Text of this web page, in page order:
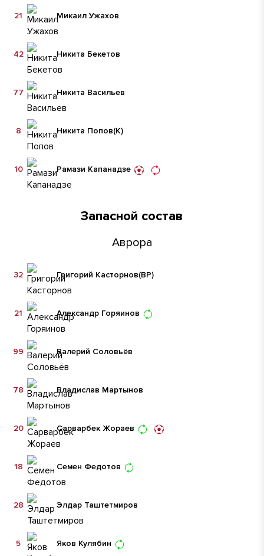
Микаил Ужахов
21
Никита Бекетов
42
Никита Васильев
77
Никита Попов(К)
8
Рамази Капанадзе
10
Запасной состав
Аврора
Григорий Касторнов(ВР)
32
Александр Горяинов
21
Валерий Соловьёв
99
Владислав Мартынов
78
Сарварбек Жораев
20
Семен Федотов
18
Элдар Таштетмиров
28
Яков Кулябин
5